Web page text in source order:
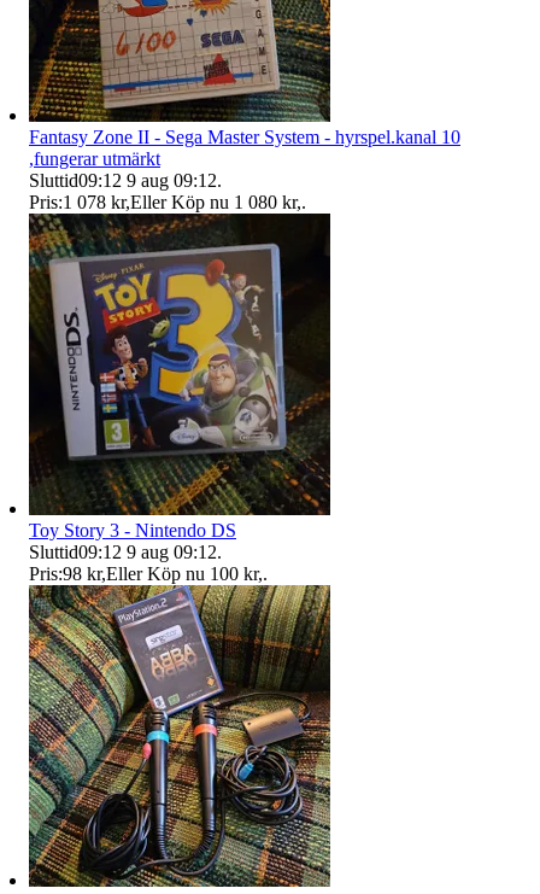
Fantasy Zone II - Sega Master System - hyrspel.kanal 10
,fungerar utmärkt
Sluttid09:12 9 aug 09:12.
Pris:1 078 kr,Eller Köp nu 1 080 kr,.
Toy Story 3 - Nintendo DS
Sluttid09:12 9 aug 09:12.
Pris:98 kr,Eller Köp nu 100 kr,.